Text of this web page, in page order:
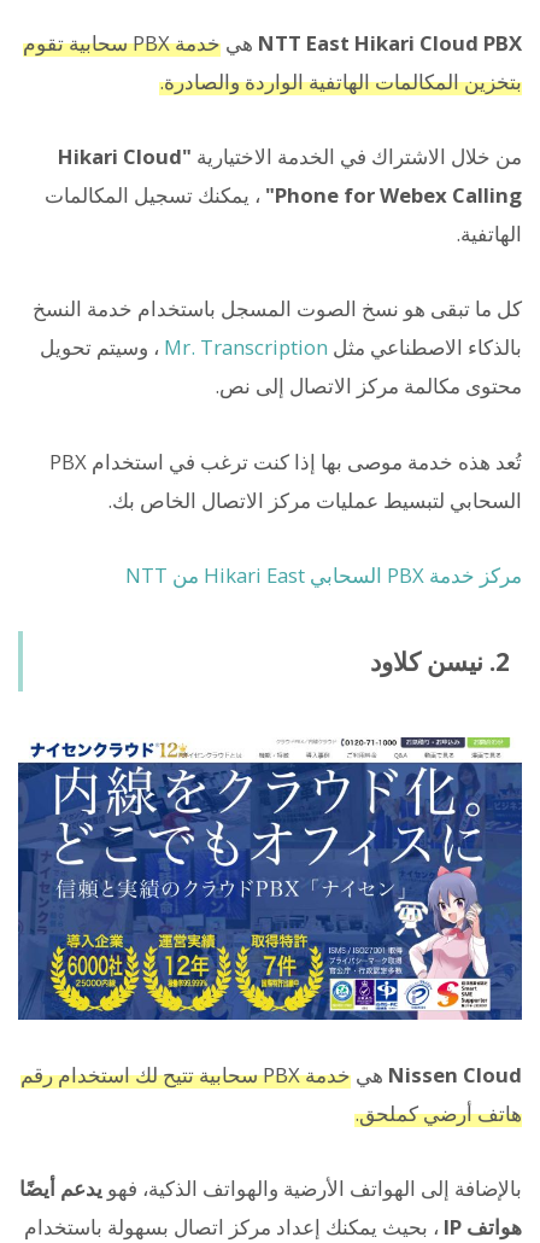
NTT East Hikari Cloud PBX هي
خدمة PBX سحابية تقوم
بتخزين المكالمات الهاتفية الواردة والصادرة.
من خلال الاشتراك في الخدمة الاختيارية
"Hikari Cloud
Phone for Webex Calling"
، يمكنك تسجيل المكالمات
الهاتفية.
كل ما تبقى هو نسخ الصوت المسجل باستخدام خدمة النسخ
بالذكاء الاصطناعي مثل Mr. Transcription ، وسيتم تحويل
محتوى مكالمة مركز الاتصال إلى نص.
تُعد هذه خدمة موصى بها إذا كنت ترغب في استخدام PBX
السحابي لتبسيط عمليات مركز الاتصال الخاص بك.
مركز خدمة PBX السحابي Hikari East من NTT
2. نيسن كلاود
Nissen Cloud هي
خدمة PBX سحابية تتيح لك استخدام رقم
هاتف أرضي كملحق.
بالإضافة إلى الهواتف الأرضية والهواتف الذكية، فهو يدعم أيضًا
هواتف IP
، بحيث يمكنك إعداد مركز اتصال بسهولة باستخدام